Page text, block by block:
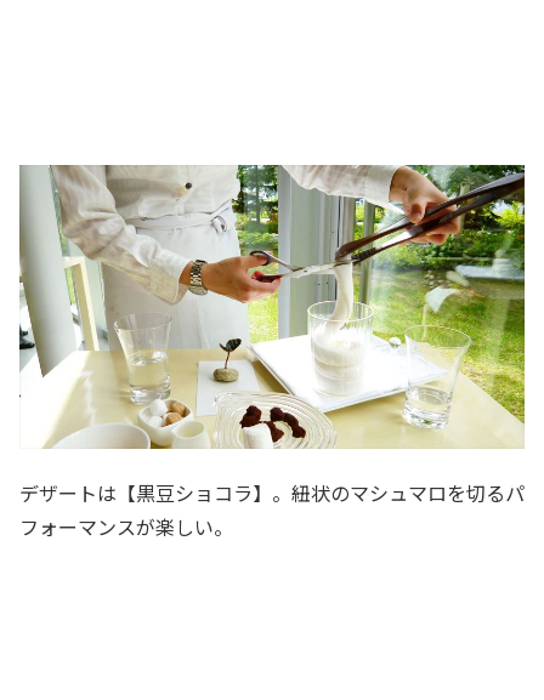
デザートは【黒豆ショコラ】。紐状のマシュマロを切るパ
フォーマンスが楽しい。